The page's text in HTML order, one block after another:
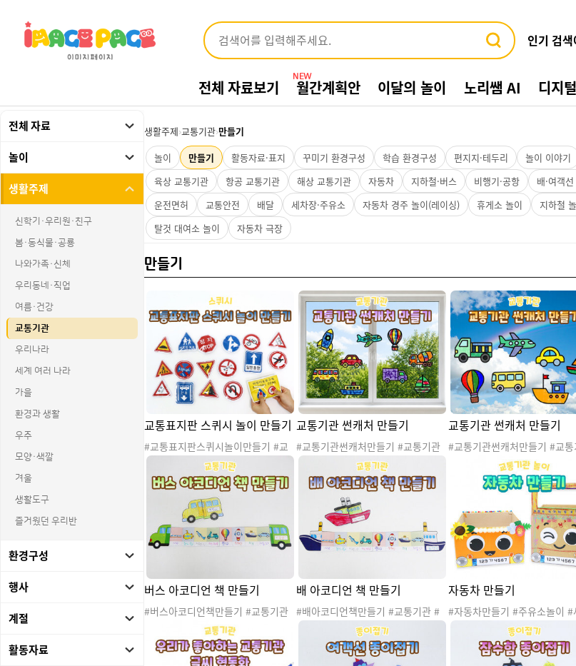
인기 검색
전체 자료보기 NEW
월간계획안 이달의 놀이 노리쌤 AI 디지
전체 자료
놀이
생활주제
신학기·우리원·친구
봄·동식물·공룡
나와가족·신체
우리동네·직업
여름·건강
교통기관
우리나라
세계 여러 나라
가을
환경과 생활
우주
모양·색깔
겨울
생활도구
즐거웠던 우리반
환경구성
행사
계절
활동자료
생활주제›교통기관›만들기
놀이
만들기 활동자료·표지 꾸미기 환경구성 학습 환경구성 편지지·테두리 놀이 이야기
육상 교통기관
항공 교통기관 해상 교통기관 자동차 지하철·버스 비행기·공항 배·여객
운전면허
교통안전 배달 세차장·주유소 자동차 경주 놀이(레이싱) 휴게소 놀이 지하철
탈것 대여소 놀이
자동차 극장
만들기
교통표지판 스퀴시 놀이 만들기
#교통표지판스퀴시놀이만들기 #교
통표지판 #교통기관 #표지판 #탈것
#자동차 #육상교통기관 #교통기관
놀이 #교통기관활동 #교통기관도안
#교통기관스퀴시 #교통표지판스퀴
시 #스퀴시 #스퀴시만들기 #말랑이
#장난감 #스퀴시도안 #종이스퀴시 #
종스 #종스도안 #촉감놀이 #미술놀
전
교통기관 썬캐처 만들기
#교통기관썬캐처만들기 #교통기관
#교통기관놀이 #교통기관도안 #교
통기관활동 #육상교통기관 #해상교
통기관 #항공교통기관 #교통기관만
들기 #교통기관환경구성 #교통기관
꾸미기 #썬캐처 #썬캐쳐 #썬캐처만
들기 #교통기관썬캐처
교통기관 썬캐처 만들기
#교통기관썬캐처만들기 #교
#탈것 #육상교통기관 #항공교
관 #해상교통기관 #도움을주는
기관 #교통기관놀이 #교통기
#교통기관도안 #썬캐처 #썬캐
통기관만들기 #교통기관썬캐
동차 #버스 #트럭 #자전거 #
#굴삭기 #굴착기 #잠수함 #비
우주선 #로케트 #헬리콥터
버스 아코디언 책 만들기
#버스아코디언책만들기 #교통기관
#탈것 #탈것도안 #교통기관놀이 #교
통기관활동 #교통기관프로젝트 #교
통기관활동지 #언어활동 #수조작활
배 아코디언 책 만들기
#배아코디언책만들기 #교통기관 #
탈것 #탈것도안 #교통기관놀이 #교
통기관활동 #교통기관프로젝트 #교
통기관활동지 #언어활동 #수조작활
자동차 만들기
#자동차만들기 #주유소놀이 #
장놀이 #자동차놀이 #교통기관
#가게놀이 #역할놀이 #시장놀
동차부품 #운전면허 #박스 #박